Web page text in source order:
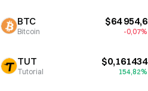
BTC
Bitcoin
$64 954,6
-0,07%
TUT
Tutorial
$0,161434
154,82%